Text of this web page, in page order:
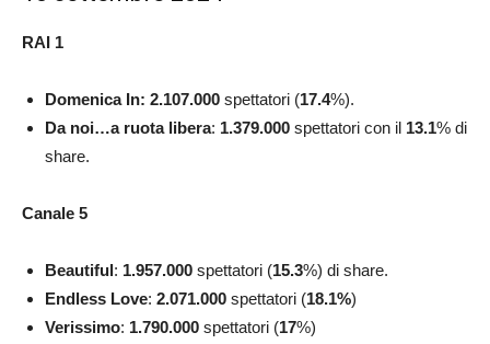
RAI 1
Domenica In: 2.107.000 spettatori (17.4%).
Da noi…a ruota libera: 1.379.000 spettatori con il 13.1% di
share.
Canale 5
Beautiful: 1.957.000 spettatori (15.3%) di share.
Endless Love: 2.071.000 spettatori (18.1%)
Verissimo: 1.790.000 spettatori (17%)